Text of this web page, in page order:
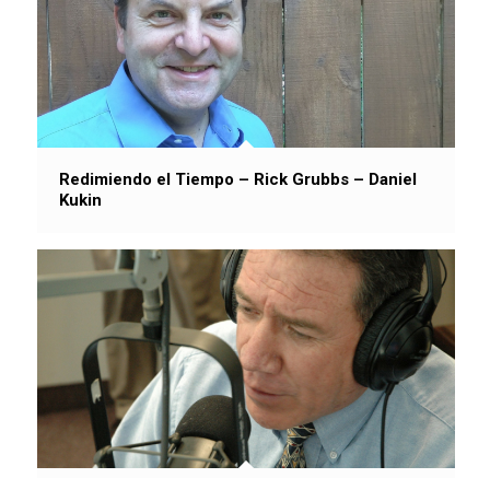
Redimiendo el Tiempo – Rick Grubbs – Daniel
Kukin